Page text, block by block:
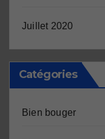
Juillet 2020
Catégories
Bien bouger